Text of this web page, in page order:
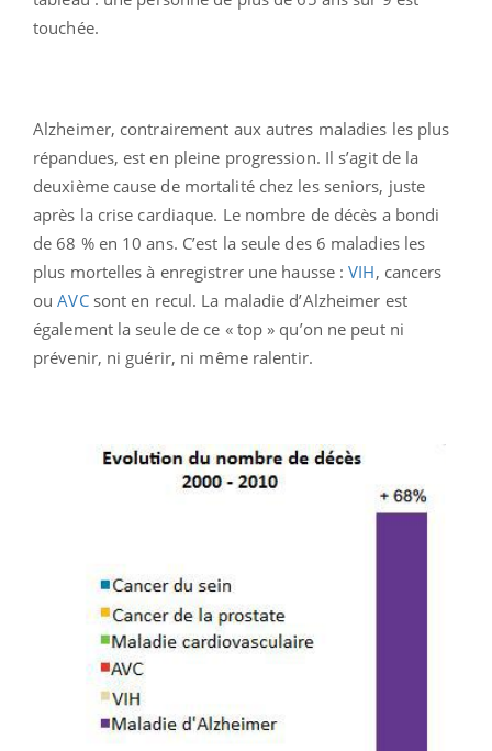
touchée.
Alzheimer, contrairement aux autres maladies les plus
répandues, est en pleine progression. Il s’agit de la
deuxième cause de mortalité chez les seniors, juste
après la crise cardiaque. Le nombre de décès a bondi
de 68 % en 10 ans. C’est la seule des 6 maladies les
plus mortelles à enregistrer une hausse :VIH, cancers
ouAVCsont en recul. La maladie d’Alzheimer est
également la seule de ce « top » qu’on ne peut ni
prévenir, ni guérir, ni même ralentir.